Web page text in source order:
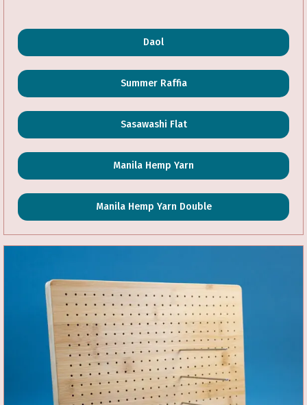
Daol
Summer Raffia
Sasawashi Flat
Manila Hemp Yarn
Manila Hemp Yarn Double